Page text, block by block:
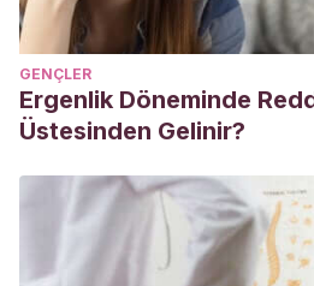
GENÇLER
Ergenlik Döneminde
Üstesinden Gelinir?